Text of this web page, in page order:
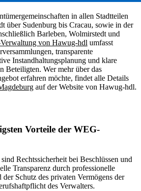
in allen Stadtteilen
über Sudenburg bis Cracau, sowie in der
Barleben, Wolmirstedt und
von Hawug-hdl umfasst
transparente
Instandhaltungsplanung und klare
Beteiligten. Wer mehr über das
erfahren möchte, findet alle Details
auf der Website von Hawug-hdl.
Vorteile der WEG-
Rechtssicherheit bei Beschlüssen und
Transparenz durch professionelle
der Schutz des privaten Vermögens der
des Verwalters.